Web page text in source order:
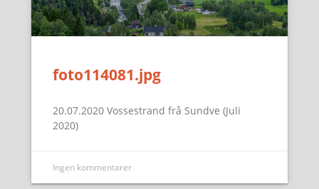
foto114081.jpg
20.07.2020 Vossestrand frå Sundve (Juli
2020)
Ingen kommentarer